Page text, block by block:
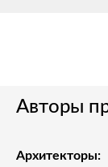
Авторы
Архитекторы: